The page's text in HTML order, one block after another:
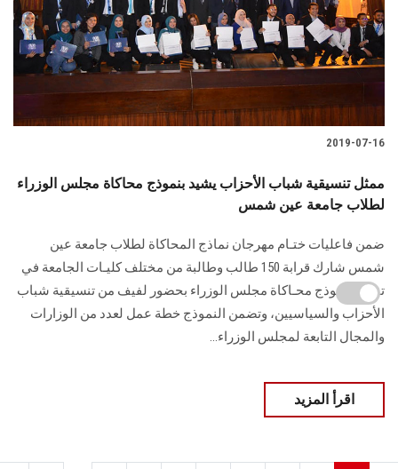
2019-07-16
ممثل تنسيقية شباب الأحزاب يشيد بنموذج محاكاة مجلس الوزراء
لطلاب جامعة عين شمس
ضمن فاعليات ختـام مهرجان نماذج المحاكاة لطلاب جامعة عين
شمس شارك قرابة 150 طالب وطالبة من مختلف كليـات الجامعة في
تقديـم نموذج محـاكاة مجلس الوزراء بحضور لفيف من تنسيقية شباب
الأحزاب والسياسيين، وتضمن النموذج خطة عمل لعدد من الوزارات
والمجال التابعة لمجلس الوزراء...
اقرأ المزيد